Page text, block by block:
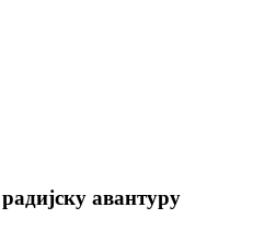
авантуру